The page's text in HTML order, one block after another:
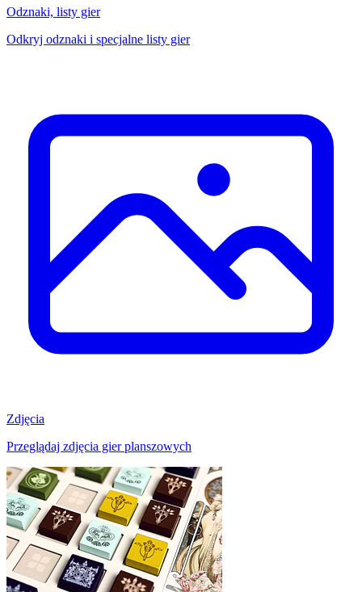
Odznaki, listy gier
Odkryj odznaki i specjalne listy gier
Zdjęcia
Przeglądaj zdjęcia gier planszowych